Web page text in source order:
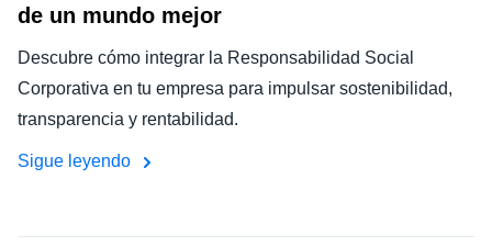
de un mundo mejor
Descubre cómo integrar la Responsabilidad Social
Corporativa en tu empresa para impulsar sostenibilidad,
transparencia y rentabilidad.
Sigue leyendo